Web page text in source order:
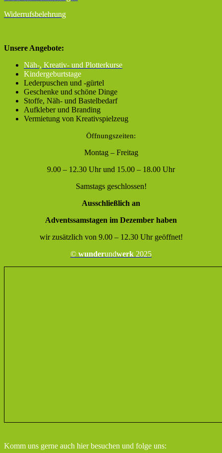
Widerrufsbelehrung
Unsere Angebote:
Näh-, Kreativ- und Plotterkurse
Kindergeburtstage
Lederpuschen und -gürtel
Geschenke und schöne Dinge
Stoffe, Näh- und Bastelbedarf
Aufkleber und Branding
Vermietung von Kreativspielzeug
Öffnungszeiten:
Montag – Freitag
9.00 – 12.30 Uhr und 15.00 – 18.00 Uhr
Samstags geschlossen!
Ausschließlich an
Adventssamstagen im Dezember haben
wir zusätzlich von 9.00 – 12.30 Uhr geöffnet!
© wunderundwerk 2025
Komm uns gerne auch hier besuchen und folge uns: